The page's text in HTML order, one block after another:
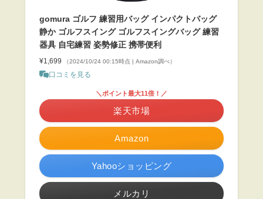
gomura ゴルフ 練習用バッグ インパクトバッグ
静か ゴルフスイング ゴルフスイングバッグ 練習
器具 自宅練習 姿勢修正 携帯便利
¥1,699 （2024/10/24 00:15時点 | Amazon調べ）
口コミを見る
Amazon
＼ポイント最大11倍！／
楽天市場
Yahooショッピング
メルカリ